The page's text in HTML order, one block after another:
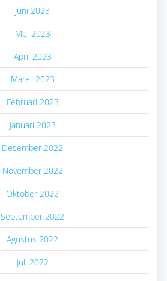
Juni 2023
Mei 2023
April 2023
Maret 2023
Februari 2023
Januari 2023
Desember 2022
November 2022
Oktober 2022
September 2022
Agustus 2022
Juli 2022